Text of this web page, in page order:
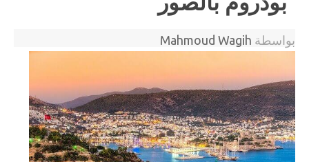
بواسطة Mahmoud Wagih